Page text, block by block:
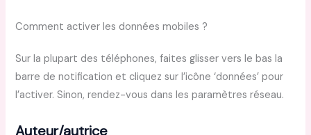
Comment activer les données mobiles ?
Sur la plupart des téléphones, faites glisser vers le bas la
barre de notification et cliquez sur l’icône ‘données’ pour
l’activer. Sinon, rendez-vous dans les paramètres réseau.
Auteur/autrice